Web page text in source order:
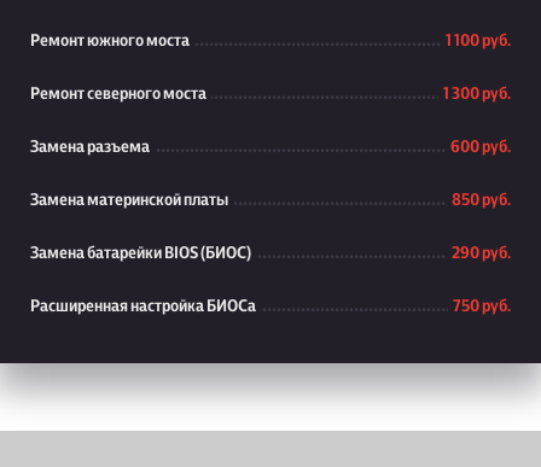
Ремонт южного моста 1 100 руб.
Ремонт северного моста 1 300 руб.
Замена разъема 600 руб.
Замена материнской платы 850 руб.
Замена батарейки BIOS (БИОС) 290 руб.
Расширенная настройка БИОСа 750 руб.